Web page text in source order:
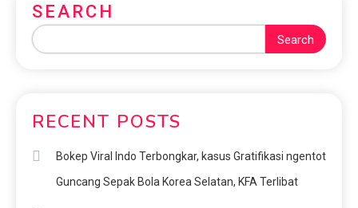
SEARCH
Search
RECENT POSTS
Bokep Viral Indo Terbongkar, kasus Gratifikasi ngentot
Guncang Sepak Bola Korea Selatan, KFA Terlibat